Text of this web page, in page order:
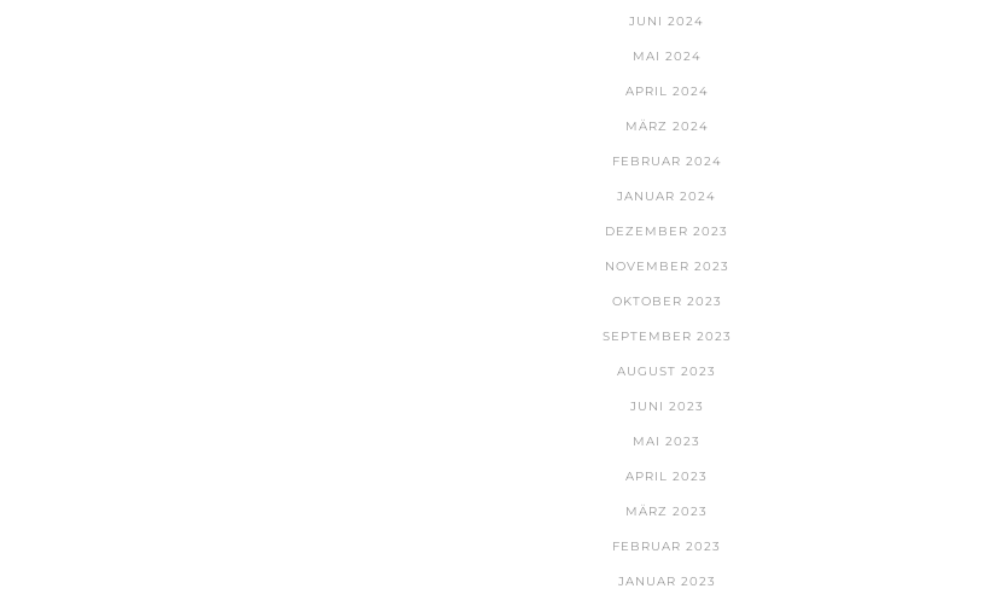
JUNI 2024
MAI 2024
APRIL 2024
MÄRZ 2024
FEBRUAR 2024
JANUAR 2024
DEZEMBER 2023
NOVEMBER 2023
OKTOBER 2023
SEPTEMBER 2023
AUGUST 2023
JUNI 2023
MAI 2023
APRIL 2023
MÄRZ 2023
FEBRUAR 2023
JANUAR 2023